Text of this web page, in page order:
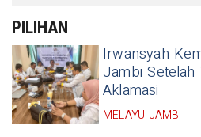
PILIHAN
Irwansyah
Jambi
Aklamasi
MELAYU JAMBI